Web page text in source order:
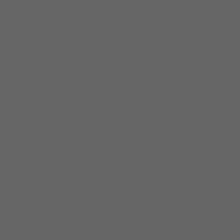
je na nasze zlecenie,
zbierane są przez naszych
do Twoich zainteresowań,
umów o ich świadczenie